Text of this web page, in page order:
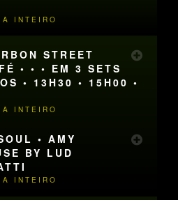
INTEIRO
STREET
• • • EM 3 SETS
• 13H30 • 15H00 •
INTEIRO
• AMY
BY LUD
INTEIRO